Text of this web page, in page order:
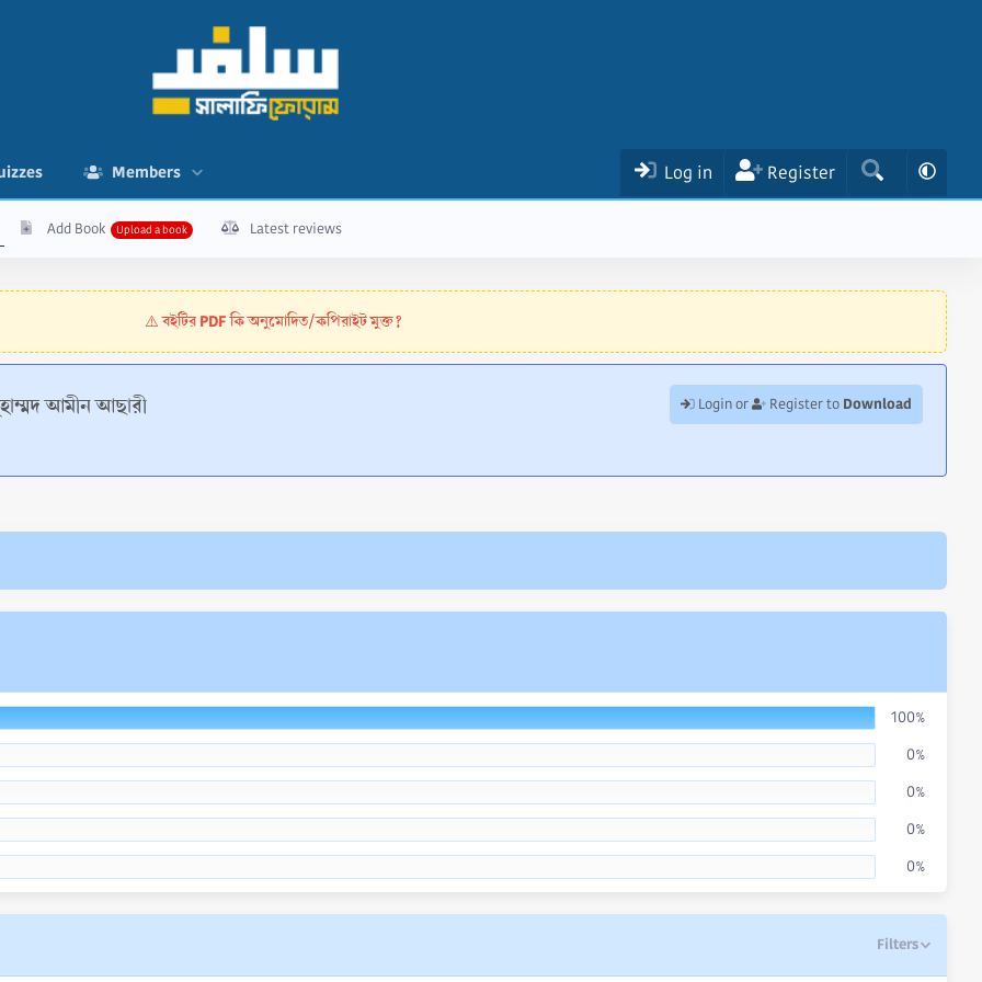
Members Log in Register
Add Book Latest reviews
⚠️বইটির PDF কি অনুমোদিত/কপিরাইট মুক্ত?
আমীন আছারী Login or Register to Download
100%
0%
0%
0%
0%
Filters